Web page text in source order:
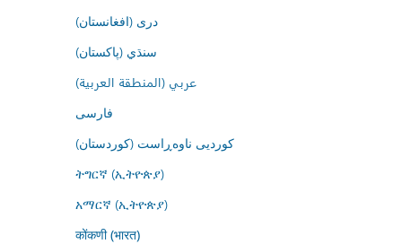
درى (افغانستان)
سنڌي (پاکستان)
عربي (المنطقة العربية)
فارسى
کوردیی ناوەڕاست (کوردستان)
ትግርኛ (ኢትዮጵያ)
አማርኛ (ኢትዮጵያ)
कोंकणी (भारत)